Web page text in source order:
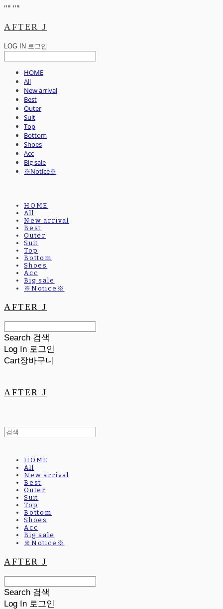
"" ""
AFTER J
LOG IN 로그인
HOME
All
New arrival
Best
Outer
Suit
Top
Bottom
Shoes
Acc
Big sale
※Notice※
HOME
All
New arrival
Best
Outer
Suit
Top
Bottom
Shoes
Acc
Big sale
※Notice※
AFTER J
Search 검색
Log In 로그인
Cart장바구니
AFTER J
HOME
All
New arrival
Best
Outer
Suit
Top
Bottom
Shoes
Acc
Big sale
※Notice※
AFTER J
Search 검색
Log In 로그인